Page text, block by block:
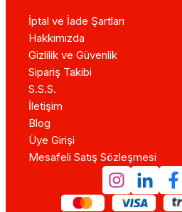
İptal ve İade Şartları
Hakkımızda
Gizlilik ve Güvenlik
Sipariş Takibi
S.S.S.
İletişim
Blog
Üye Girişi
Mesafeli Satış Sözleşmesi